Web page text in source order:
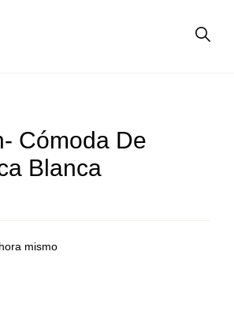
Cómoda De
Blanca
mismo